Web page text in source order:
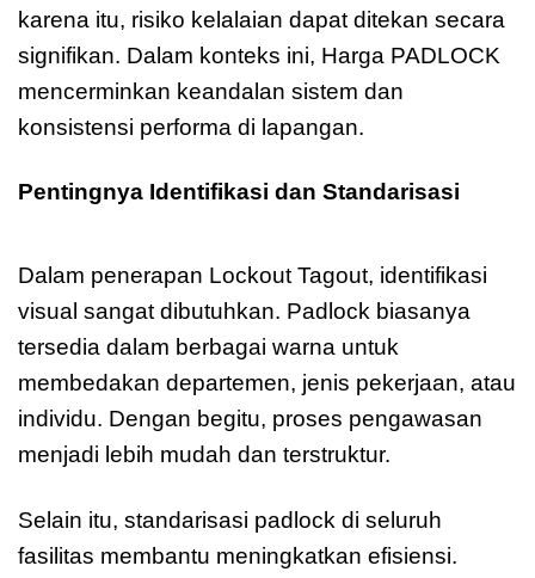
karena itu, risiko kelalaian dapat ditekan secara
signifikan. Dalam konteks ini, Harga PADLOCK
mencerminkan keandalan sistem dan
konsistensi performa di lapangan.
Pentingnya Identifikasi dan Standarisasi
Dalam penerapan Lockout Tagout, identifikasi
visual sangat dibutuhkan. Padlock biasanya
tersedia dalam berbagai warna untuk
membedakan departemen, jenis pekerjaan, atau
individu. Dengan begitu, proses pengawasan
menjadi lebih mudah dan terstruktur.
Selain itu, standarisasi padlock di seluruh
fasilitas membantu meningkatkan efisiensi.